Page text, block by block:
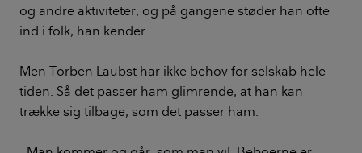
og andre aktiviteter, og på gangene støder han ofte
ind i folk, han kender.
Men Torben Laubst har ikke behov for selskab hele
tiden. Så det passer ham glimrende, at han kan
trække sig tilbage, som det passer ham.